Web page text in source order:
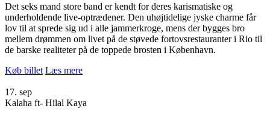
Det seks mand store band er kendt for deres karismatiske og
underholdende live-optrædener. Den uhøjtidelige jyske charme får
lov til at sprede sig ud i alle jammerkroge, mens der bygges bro
mellem drømmen om livet på de støvede fortovsrestauranter i Rio til
de barske realiteter på de toppede brosten i København.
Køb billet Læs mere
17. sep
Kalaha ft- Hilal Kaya